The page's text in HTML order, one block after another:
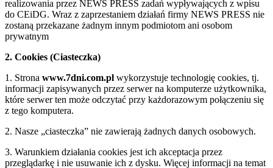
realizowania przez NEWS PRESS zadań wypływających z wpisu
do CEiDG. Wraz z zaprzestaniem działań firmy NEWS PRESS nie
zostaną przekazane żadnym innym podmiotom ani osobom
prywatnym
2. Cookies (Ciasteczka)
1. Strona www.7dni.com.pl wykorzystuje technologię cookies, tj.
informacji zapisywanych przez serwer na komputerze użytkownika,
które serwer ten może odczytać przy każdorazowym połączeniu się
z tego komputera.
2. Nasze „ciasteczka” nie zawierają żadnych danych osobowych.
3. Warunkiem działania cookies jest ich akceptacja przez
przeglądarkę i nie usuwanie ich z dysku. Więcej informacji na temat